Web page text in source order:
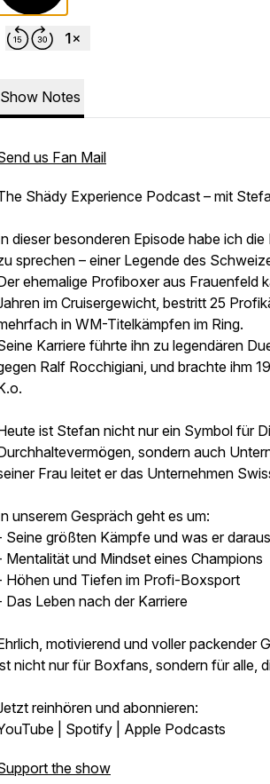
Show Notes
us Fan Mail
Shädy Experience Podcast – mit
dieser besonderen Episode habe ich
sprechen – einer Legende des
ehemalige Profiboxer aus Frauenfeld
im Cruisergewicht, bestritt 25
in WM-Titelkämpfen im Ring.
Karriere führte ihn zu legendären
Ralf Rocchigiani, und brachte ihm
ist Stefan nicht nur ein Symbol für
sondern auch
Frau leitet er das Unternehmen
unserem Gespräch geht es um:
Seine größten Kämpfe und was er
Mentalität und Mindset eines Champions
Höhen und Tiefen im Profi-Boxsport
Das Leben nach der Karriere
motivierend und voller packender
nicht nur für Boxfans, sondern für alle,
reinhören und abonnieren:
| Spotify | Apple Podcasts
the show